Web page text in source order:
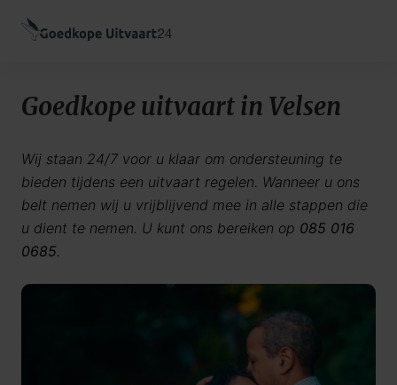
Goedkope uitvaart in Velsen
Wij staan 24/7 voor u klaar om ondersteuning te
bieden tijdens een uitvaart regelen. Wanneer u ons
belt nemen wij u vrijblijvend mee in alle stappen die
u dient te nemen. U kunt ons bereiken op 085 016
0685.